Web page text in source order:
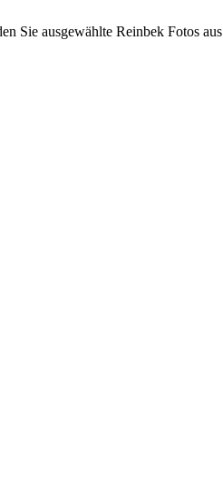
Sie ausgewählte Reinbek Fotos